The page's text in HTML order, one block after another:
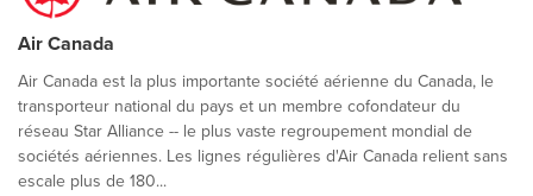
Air Canada
Air Canada est la plus importante société aérienne du Canada, le
transporteur national du pays et un membre cofondateur du
réseau Star Alliance -- le plus vaste regroupement mondial de
sociétés aériennes. Les lignes régulières d'Air Canada relient sans
escale plus de 180...